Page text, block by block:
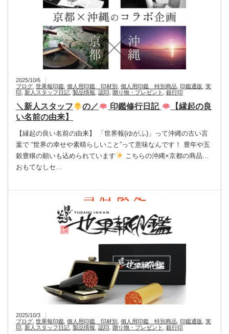
2025/10/6
ブログ 世果報印鑑 個人用印鑑 印材別 個人用印鑑 特別商品 印鑑通販 実
印
新人スタッフ日記 製品情報 認印 贈り物・プレゼント 銀行印
＼新人スタッフ の／ 印鑑修行日記
【縁起の良
い名前の由来】
【縁起の良い名前の由来】 「世界報(ゆがふ)」って沖縄の古い言
葉で “世界の幸せや素晴らしいこと”って意味なんです！ 豊年や五
穀豊穣の願いも込められています
こちらの沖縄×京都の商品…
おもてなしセ…
2025/10/3
ブログ 世果報印鑑 個人用印鑑 印材別 個人用印鑑 特別商品 印鑑通販 実
印
新人スタッフ日記 製品情報 認印 贈り物・プレゼント 銀行印